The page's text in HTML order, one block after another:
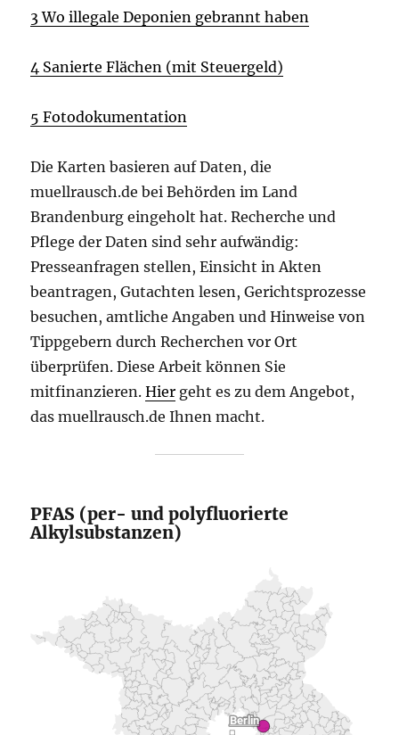
3 Wo illegale Deponien gebrannt haben
4 Sanierte Flächen (mit Steuergeld)
5 Fotodokumentation
Die Karten basieren auf Daten, die
muellrausch.de bei Behörden im Land
Brandenburg eingeholt hat. Recherche und
Pflege der Daten sind sehr aufwändig:
Presseanfragen stellen, Einsicht in Akten
beantragen, Gutachten lesen, Gerichtsprozesse
besuchen, amtliche Angaben und Hinweise von
Tippgebern durch Recherchen vor Ort
überprüfen. Diese Arbeit können Sie
mitfinanzieren.Hier geht es zu dem Angebot,
das muellrausch.de Ihnen macht.
PFAS (per- und polyfluorierte
Alkylsubstanzen)